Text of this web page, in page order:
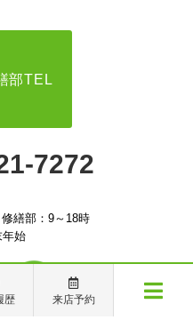
部TEL
7272
繕部：9～18時
始
歴 来店予約